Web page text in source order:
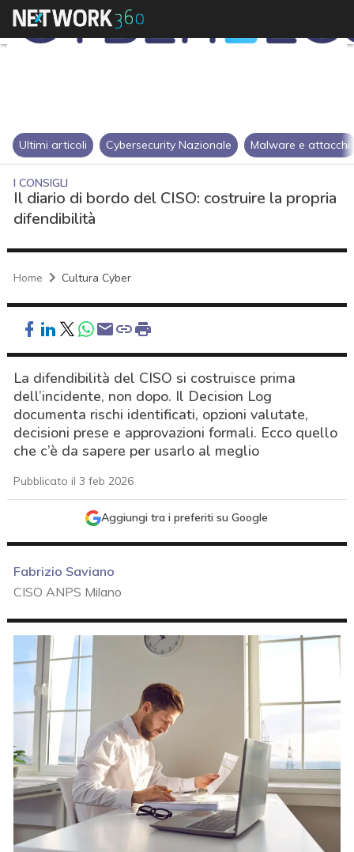
Ultimi articoli Cybersecurity Nazionale Malware e attacchi
I CONSIGLI
Il diario di bordo del CISO: costruire la propria
difendibilità
Home Cultura Cyber
La difendibilità del CISO si costruisce prima
dell’incidente, non dopo. Il Decision Log
documenta rischi identificati, opzioni valutate,
decisioni prese e approvazioni formali. Ecco quello
che c’è da sapere per usarlo al meglio
Pubblicato il 3 feb 2026
Aggiungi tra i preferiti su Google
Fabrizio Saviano
CISO ANPS Milano